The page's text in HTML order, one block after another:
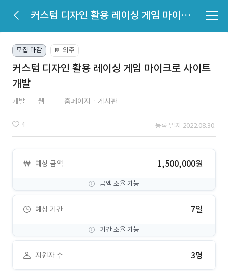
커스텀 디자인 활용 레이싱 게임 마이크로 사이트 개발
모집 마감 📔 외주
커스텀 디자인 활용 레이싱 게임 마이크로 사이트
개발
개발 웹 홈페이지ㆍ게시판
4 등록 일자 2022.08.30.
예상 금액 1,500,000원
금액 조율 가능
예상 기간 7일
기간 조율 가능
지원자 수 3명